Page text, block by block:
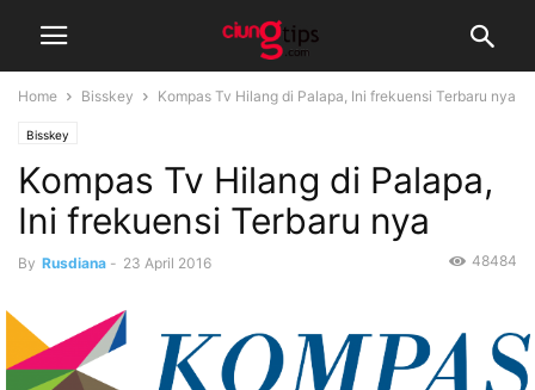
Home Bisskey Kompas Tv Hilang di Palapa, Ini frekuensi Terbaru nya
Bisskey
Kompas Tv Hilang di Palapa,
Ini frekuensi Terbaru nya
By Rusdiana - 23 April 2016 48484